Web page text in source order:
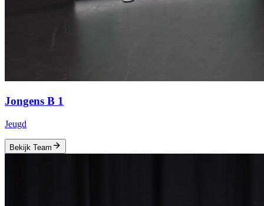
Jongens B 1
Jeugd
Bekijk Team